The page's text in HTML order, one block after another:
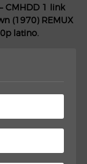
CMHDD 1 link
(1970) REMUX
latino.